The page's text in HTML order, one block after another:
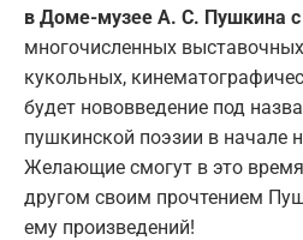
в Доме-музее А. С. Пушкина с
многочисленных
кукольных,
будет нововведение под
пушкинской поэзии в начале
Желающие смогут в это время
другом своим прочтением
ему произведений!